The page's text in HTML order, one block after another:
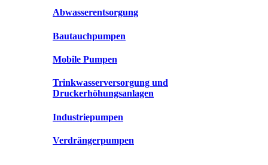
Abwasserentsorgung
Bautauchpumpen
Mobile Pumpen
Trinkwasserversorgung und
Druckerhöhungsanlagen
Industriepumpen
Verdrängerpumpen